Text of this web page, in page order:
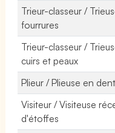
Trieur-classeur /
fourrures
Trieur-classeur /
cuirs et peaux
Plieur / Plieuse en
Visiteur / Visiteuse
d'étoffes